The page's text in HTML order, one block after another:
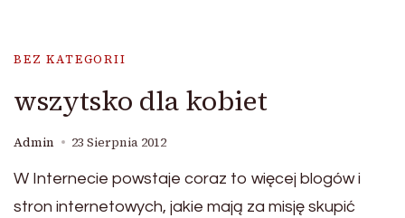
BEZ KATEGORII
wszytsko dla kobiet
Admin 23 Sierpnia 2012
W Internecie powstaje coraz to więcej blogów i
stron internetowych, jakie mają za misję skupić